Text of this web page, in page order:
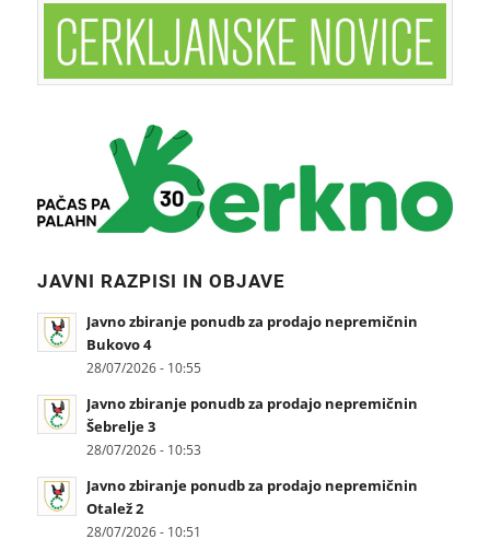
JAVNI RAZPISI IN OBJAVE
Javno zbiranje ponudb za prodajo nepremičnin
Bukovo 4
28/07/2026 - 10:55
Javno zbiranje ponudb za prodajo nepremičnin
Šebrelje 3
28/07/2026 - 10:53
Javno zbiranje ponudb za prodajo nepremičnin
Otalež 2
28/07/2026 - 10:51